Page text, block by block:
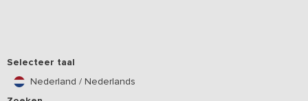
Selecteer taal
Nederland / Nederlands